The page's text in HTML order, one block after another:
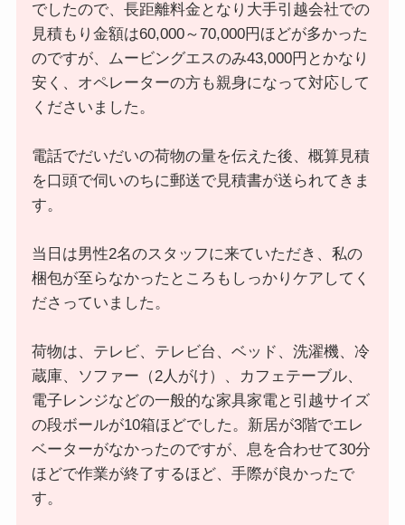
でしたので、長距離料金となり大手引越会社での
見積もり金額は60,000～70,000円ほどが多かった
のですが、ムービングエスのみ43,000円とかなり
安く、オペレーターの方も親身になって対応して
くださいました。
電話でだいだいの荷物の量を伝えた後、概算見積
を口頭で伺いのちに郵送で見積書が送られてきま
す。
当日は男性2名のスタッフに来ていただき、私の
梱包が至らなかったところもしっかりケアしてく
ださっていました。
荷物は、テレビ、テレビ台、ベッド、洗濯機、冷
蔵庫、ソファー（2人がけ）、カフェテーブル、
電子レンジなどの一般的な家具家電と引越サイズ
の段ボールが10箱ほどでした。新居が3階でエレ
ベーターがなかったのですが、息を合わせて30分
ほどで作業が終了するほど、手際が良かったで
す。